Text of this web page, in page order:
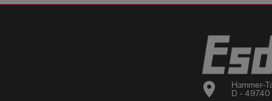
location_on
Hammer-
D - 49740